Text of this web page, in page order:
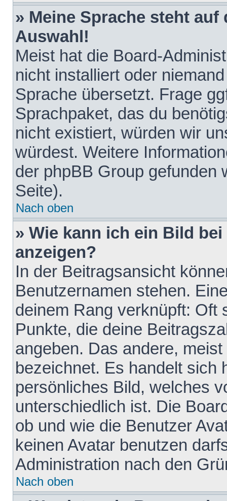
» Meine Sprache steht
Auswahl!
Meist hat die Board-
nicht installiert oder
Sprache übersetzt. Frage
Sprachpaket, das du
nicht existiert, würden wir
würdest. Weitere
der phpBB Group gefunden
Seite).
Nach oben
» Wie kann ich ein Bild
anzeigen?
In der Beitragsansicht
Benutzernamen stehen.
deinem Rang verknüpft: Oft
Punkte, die deine
angeben. Das andere,
bezeichnet. Es handelt sich
persönliches Bild, welches
unterschiedlich ist. Die
ob und wie die Benutzer
keinen Avatar benutzen
Administration nach den
Nach oben